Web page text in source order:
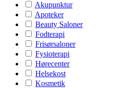
Akupunktur
Apoteker
Beauty Saloner
Fodterapi
Frisørsaloner
Fysioterapi
Hørecenter
Helsekost
Kosmetik